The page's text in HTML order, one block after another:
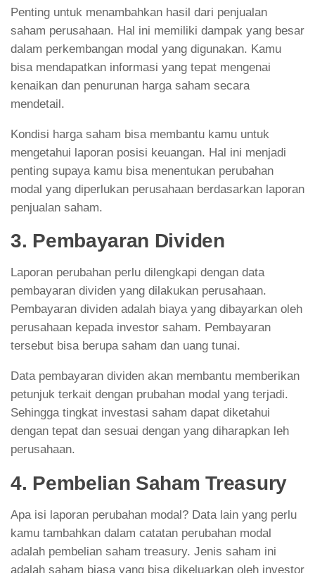
Penting untuk menambahkan hasil dari penjualan
saham perusahaan. Hal ini memiliki dampak yang besar
dalam perkembangan modal yang digunakan. Kamu
bisa mendapatkan informasi yang tepat mengenai
kenaikan dan penurunan harga saham secara
mendetail.
Kondisi harga saham bisa membantu kamu untuk
mengetahui laporan posisi keuangan. Hal ini menjadi
penting supaya kamu bisa menentukan perubahan
modal yang diperlukan perusahaan berdasarkan laporan
penjualan saham.
3. Pembayaran Dividen
Laporan perubahan perlu dilengkapi dengan data
pembayaran dividen yang dilakukan perusahaan.
Pembayaran dividen adalah biaya yang dibayarkan oleh
perusahaan kepada investor saham. Pembayaran
tersebut bisa berupa saham dan uang tunai.
Data pembayaran dividen akan membantu memberikan
petunjuk terkait dengan prubahan modal yang terjadi.
Sehingga tingkat investasi saham dapat diketahui
dengan tepat dan sesuai dengan yang diharapkan leh
perusahaan.
4. Pembelian Saham Treasury
Apa isi laporan perubahan modal? Data lain yang perlu
kamu tambahkan dalam catatan perubahan modal
adalah pembelian saham treasury. Jenis saham ini
adalah saham biasa yang bisa dikeluarkan oleh investor